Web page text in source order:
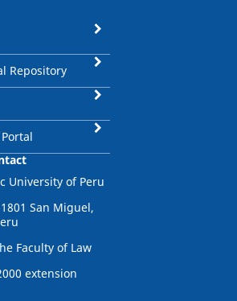
Repository
University of Peru
San Miguel,
Faculty of Law
extension